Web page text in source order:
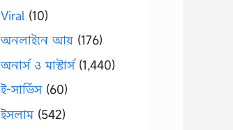
Viral (10)
অনলাইনে আয় (176)
অনার্স ও মাস্টার্স(1,440)
ই-সার্ভিস(60)
ইসলাম(542)